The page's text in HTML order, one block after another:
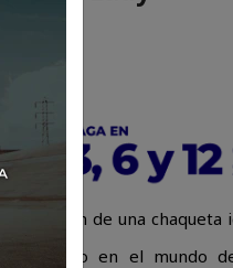
de una
inspirado en el mundo